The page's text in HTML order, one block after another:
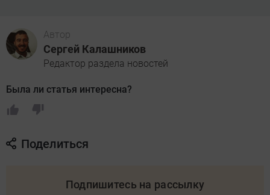
Автор
Сергей Калашников
Редактор раздела новостей
Была ли статья интересна?
Поделиться
Подпишитесь на рассылку